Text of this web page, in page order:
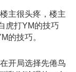
主很头疼，楼主
虎打YM的技巧
的技巧。
开局选择先倦鸟